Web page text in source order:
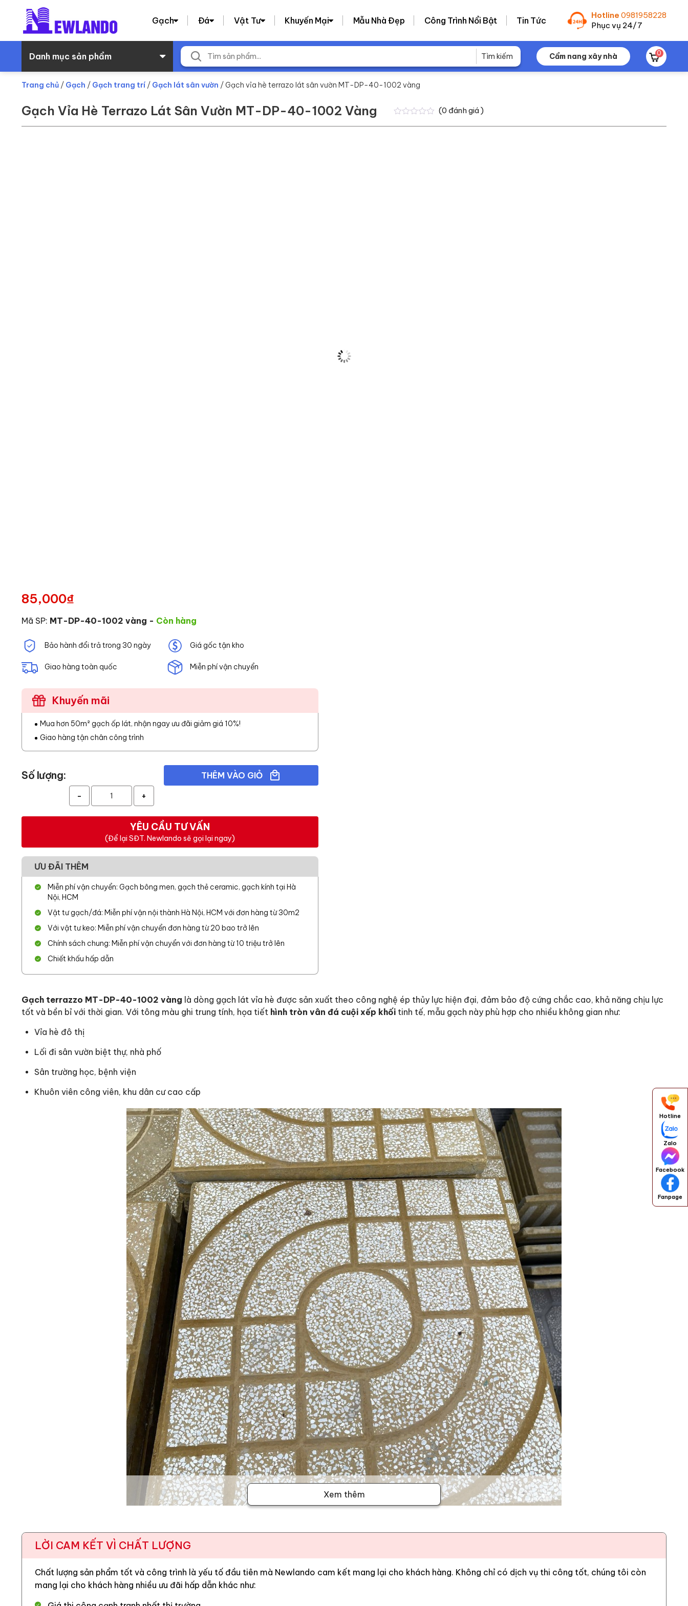
Gạch Đá Vật Tư Khuyến Mại Mẫu Nhà Đẹp Công Trình Nổi Bật Tin Tức
Hotline 0981958228
Phục vụ 24/7
Danh mục sản phẩm Cẩm nang xây nhà 0
Trang chủ / Gạch / Gạch trang trí / Gạch lát sân vườn / Gạch vỉa hè terrazo lát sân vườn MT-DP-40-1002 vàng
Gạch Vỉa Hè Terrazo Lát Sân Vườn MT-DP-40-1002 Vàng (0 đánh giá )
85,000₫
Mã SP: MT-DP-40-1002 vàng - Còn hàng
Bảo hành đổi trả trong 30 ngày Giá gốc tận kho
Giao hàng toàn quốc Miễn phí vận chuyển
Khuyến mãi
Mua hơn 50m² gạch ốp lát, nhận ngay ưu đãi giảm giá 10%!
Giao hàng tận chân công trình
Số lượng:
- +
THÊM VÀO GIỎ
YÊU CẦU TƯ VẤN
(Để lại SĐT. Newlando sẽ gọi lại ngay)
ƯU ĐÃI THÊM
Miễn phí vận chuyển: Gạch bông men, gạch thẻ ceramic, gạch kính tại Hà
Nội, HCM
Vật tư gạch/đá: Miễn phí vận nội thành Hà Nội, HCM với đơn hàng từ 30m2
Với vật tư keo: Miễn phí vận chuyển đơn hàng từ 20 bao trở lên
Chính sách chung: Miễn phí vận chuyển với đơn hàng từ 10 triệu trở lên
Chiết khấu hấp dẫn
Gạch terrazzo MT-DP-40-1002 vàng là dòng gạch lát vỉa hè được sản xuất theo công nghệ ép thủy lực hiện đại, đảm bảo độ cứng chắc cao, khả năng chịu lực
tốt và bền bỉ với thời gian. Với tông màu ghi trung tính, họa tiết hình tròn vân đá cuội xếp khối tinh tế, mẫu gạch này phù hợp cho nhiều không gian như:
Vỉa hè đô thị
Lối đi sân vườn biệt thự, nhà phố
Sân trường học, bệnh viện
Khuôn viên công viên, khu dân cư cao cấp
1. Thông số kỹ thuật
Thuộc tính
Thông tin chi tiết
Mã sản phẩm
Xem thêm
LỜI CAM KẾT VÌ CHẤT LƯỢNG
Chất lượng sản phẩm tốt và công trình là yếu tố đầu tiên mà Newlando cam kết mang lại cho khách hàng. Không chỉ có dịch vụ thi công tốt, chúng tôi còn
mang lại cho khách hàng nhiều ưu đãi hấp dẫn khác như:
Hotline
Zalo
Facebook
Fanpage